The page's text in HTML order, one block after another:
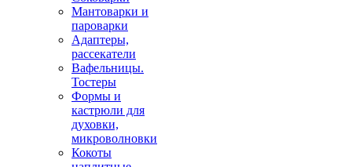
Мантоварки и
пароварки
Адаптеры,
рассекатели
Вафельницы.
Тостеры
Формы и
кастрюли для
духовки,
микроволновки
Кокоты